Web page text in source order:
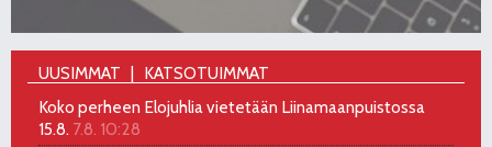
UUSIMMAT
KATSOTUIMMAT
Koko perheen Elojuhlia vietetään Liinamaanpuistossa
15.8. 7.8. 10:28